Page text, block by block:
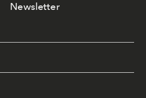
Newsletter